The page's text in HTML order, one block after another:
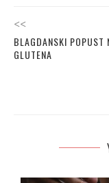
<<
BLAGDANSKI POPUST
GLUTENA